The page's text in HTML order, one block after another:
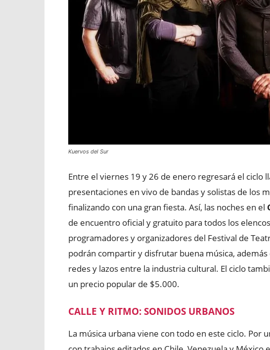
Kuervos del Sur
Entre el viernes 19 y 26 de enero regresará el ciclo
presentaciones en vivo de bandas y solistas de los
finalizando con una gran fiesta. Así, las noches en el
de encuentro oficial y gratuito para todos los
programadores y organizadores del Festival de
podrán compartir y disfrutar buena música,
redes y lazos entre la industria cultural. El ciclo
un precio popular de $5.000.
CALLE Y RITMO: SONIDOS URBANOS
La música urbana viene con todo en este ciclo. Por